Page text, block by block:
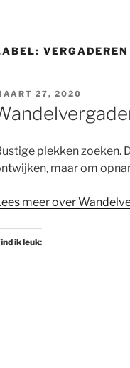
VERGADEREN
27, 2020
plekken zoeken.
maar om
meer over
ik leuk: